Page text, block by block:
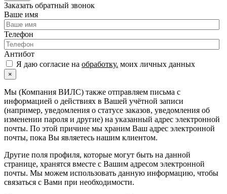
Заказать обратный звонок
Ваше имя
Телефон
Антибот
Я даю согласие на обработку. моих личных данных
×
Мы (Компания ВИЛС) также отправляем письма с
информацией о действиях в Вашей учётной записи
(например, уведомления о статусе заказов, уведомления об
изменении пароля и другие) на указанный адрес электронной
почты. По этой причине мы храним Ваш адрес электронной
почты, пока Вы являетесь нашим клиентом.
Другие поля профиля, которые могут быть на данной
странице, хранятся вместе с Вашим адресом электронной
почты. Мы можем использовать данную информацию, чтобы
связаться с Вами при необходимости.